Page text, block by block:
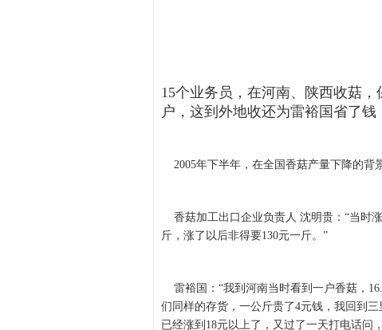
15个业务员，在河南、陕西收菇
户，这到外地收还为雷裕国省了钱
2005年下半年，在全国香菇产量下降的背
香菇加工出口企业负责人 沈明贵：“当时
斤，涨了以后非得要130元一斤。”
雷裕国：“我到河南当时看到一户香菇，
们同样的存货，一公斤贵了4元钱，我回到
已经涨到18元以上了，又过了一天打电话问